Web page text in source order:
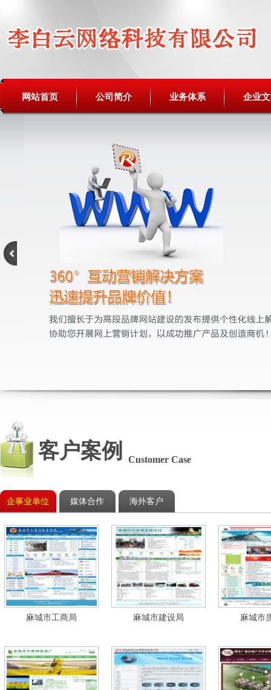
网站首页 公司简介 业务体系 企业
客户案例 Customer Case
企事业单位 媒体合作 海外客户
麻城市工商局 麻城市建设局 麻城市